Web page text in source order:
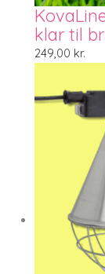
klar til
249,00 kr.